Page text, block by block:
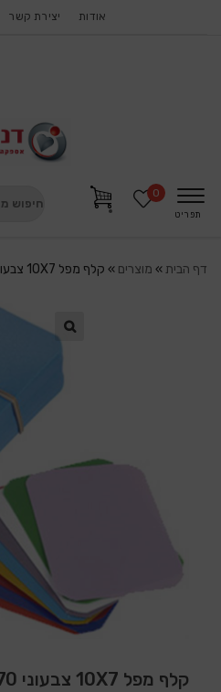
אודות יצירת קשר
תפריט
0
דף הבית» מוצרים » קלף מפל 10X7 צבעוני 1/70 יח
קלף מפל 10X7 צבעוני 1/70 יח